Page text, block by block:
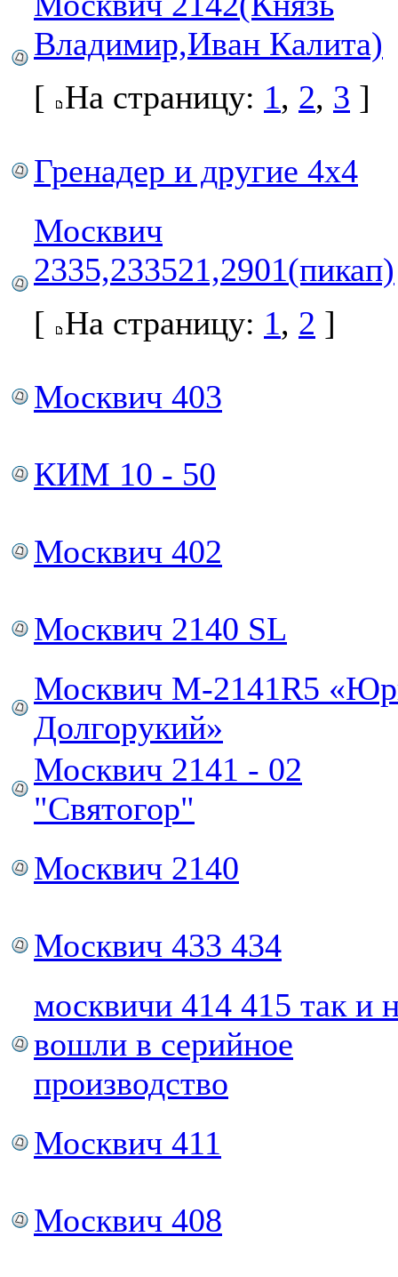
Владимир,Иван Калита)
[ На страницу: 1, 2, 3 ]
Гренадер и другие 4х4
Москвич
2335,233521,2901(пикап)
[ На страницу: 1, 2 ]
Москвич 403
КИМ 10 - 50
Москвич 402
Москвич 2140 SL
Москвич М-2141R5
Долгорукий»
Москвич 2141 - 02
"Святогор"
Москвич 2140
Москвич 433 434
москвичи 414 415 так и
вошли в серийное
производство
Москвич 411
Москвич 408